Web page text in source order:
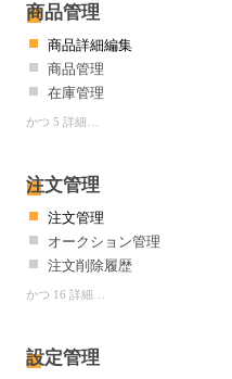
商品管理
商品詳細編集
商品管理
在庫管理
かつ 5 詳細…
注文管理
注文管理
オークション管理
注文削除履歴
かつ 16 詳細…
設定管理